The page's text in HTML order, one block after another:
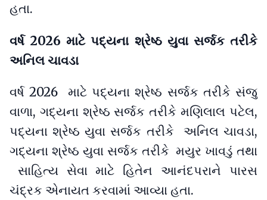
હતા.
વર્ષ 2026 માટે પદ્યના શ્રેષ્ઠ યુવા સર્જક તરીકે
અનિલ ચાવડા
વર્ષ 2026 માટે પદ્યના શ્રેષ્ઠ સર્જક તરીકે સંજુ
વાળા, ગદ્યના શ્રેષ્ઠ સર્જક તરીકે મણિલાલ પટેલ,
પદ્યના શ્રેષ્ઠ યુવા સર્જક તરીકે અનિલ ચાવડા,
ગદ્યના શ્રેષ્ઠ યુવા સર્જક તરીકે મયુર ખાવડું તથા
સાહિત્ય સેવા માટે હિતેન આનંદપરાને પારસ
ચંદ્રક એનાયત કરવામાં આવ્યા હતા.